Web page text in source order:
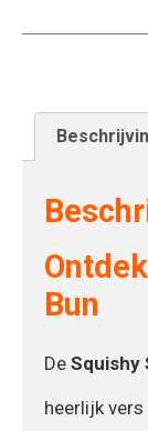
Bun
De Squishy
heerlijk